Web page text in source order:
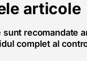
articole
sunt recomandate
complet al